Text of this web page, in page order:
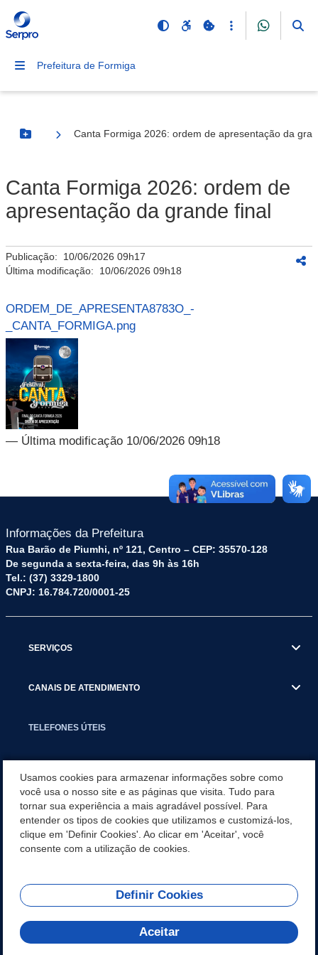
Prefeitura de Formiga
Botão Menu
Canta Formiga 2026: ordem de apresentação da
Canta Formiga 2026: ordem de
apresentação da grande final
Publicação: 10/06/2026 09h17
Última modificação: 10/06/2026 09h18
ORDEM_DE_APRESENTA8783O_-
_CANTA_FORMIGA.png
— Última modificação 10/06/2026 09h18
Informações da Prefeitura
Rua Barão de Piumhi, nº 121, Centro – CEP: 35570-128
De segunda a sexta-feira, das 9h às 16h
Tel.: (37) 3329-1800
CNPJ: 16.784.720/0001-25
SERVIÇOS
CANAIS DE ATENDIMENTO
TELEFONES ÚTEIS
NOTÍCIAS
APLICATIVO
REDES SOCIAIS
Usamos cookies para armazenar informações sobre como
você usa o nosso site e as páginas que visita. Tudo para
tornar sua experiência a mais agradável possível. Para
entender os tipos de cookies que utilizamos e customizá-los,
clique em 'Definir Cookies'. Ao clicar em 'Aceitar', você
consente com a utilização de cookies.
Definir Cookies
Aceitar